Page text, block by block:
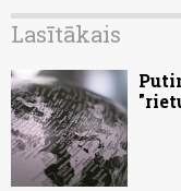
Lasītākais